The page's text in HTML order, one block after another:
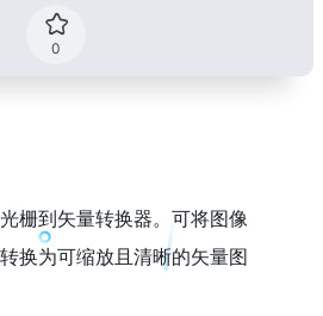
0
栅到矢量转换器。可将图像
换为可缩放且清晰的矢量图